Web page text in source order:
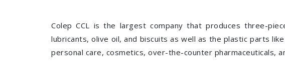
Colep CCL is the largest company that produces three-
lubricants, olive oil, and biscuits as well as the plastic parts
personal care, cosmetics, over-the-counter pharmaceuticals,